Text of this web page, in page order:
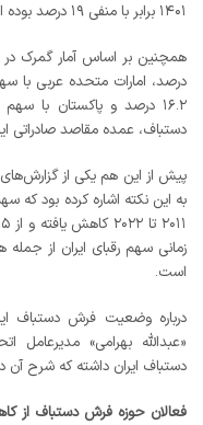
۱۴۰۱ برابر با منفی ۱۹ درصد بوده است.
۱۶.۲ درصد و پاکستان
دستباف، عمده مقاصد صادراتی
پیش از این هم یکی از گزارش‌های
به این نکته اشاره کرده بود که
زمانی سهم رقبای ایران از
است.
درباره وضعیت فرش دستباف
«عبدالله بهرامی» مدیرعامل
دستباف ایران داشته که شرح آن
فعالان حوزه فرش دستباف از